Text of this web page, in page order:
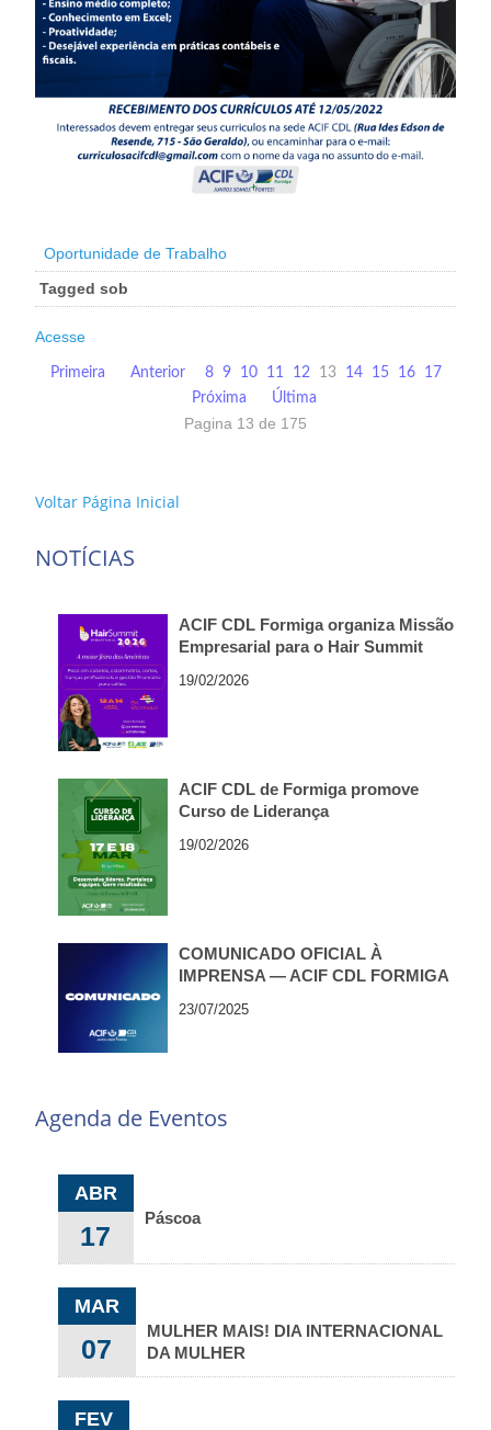
Oportunidade de Trabalho
Tagged sob
Acesse
Primeira Anterior 8 9 10 11 12 13 14 15 16
17
Próxima
Última
Pagina 13 de 175
Voltar Página Inicial
NOTÍCIAS
ACIF CDL Formiga organiza Missão
Empresarial para o Hair Summit
19/02/2026
ACIF CDL de Formiga promove
Curso de Liderança
19/02/2026
COMUNICADO OFICIAL À
IMPRENSA — ACIF CDL FORMIGA
23/07/2025
Agenda de Eventos
ABR
17
Páscoa
MAR
07
MULHER MAIS! DIA INTERNACIONAL
DA MULHER
FEV